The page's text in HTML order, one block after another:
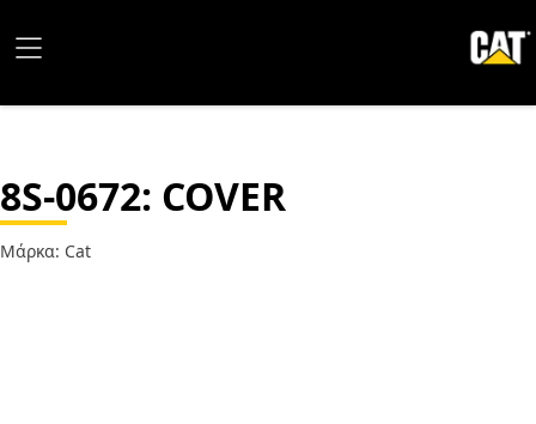
8S-0672: COVER
Μάρκα: Cat